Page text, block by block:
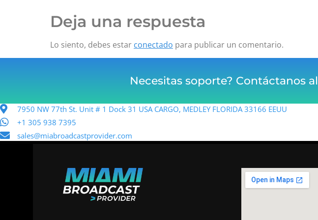
Deja una respuesta
Lo siento, debes estar conectado para publicar un comentario.
Necesitas soporte? Contáctanos al
7950 NW 77th St. Unit # 1 Dock 31 USA CARGO, MEDLEY FLORIDA 33166 EEUU
+1 305 938 7395
sales@miabroadcastprovider.com